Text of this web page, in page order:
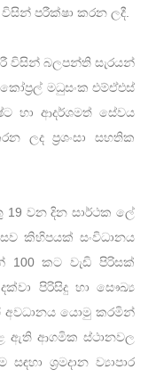
පරීක්ෂා කරන ලදී.
විසින් බලපන්ති සැරයන්
මධුසංක එම්ඒඑස්
හා ආදර්ශමත් සේවය
ලද ප්‍රශංසා සහතික
19 වන දින සාර්ථක ලේ
කිහිපයක් සංවිධානය
100 කට වැඩි පිරිසක්
පිරිසිදු හා සෞඛ්‍ය
අවධානය යොමු කරමින්
ඇති ආගමික ස්ථානවල
ශ්‍රමදාන ව්‍යාපාර